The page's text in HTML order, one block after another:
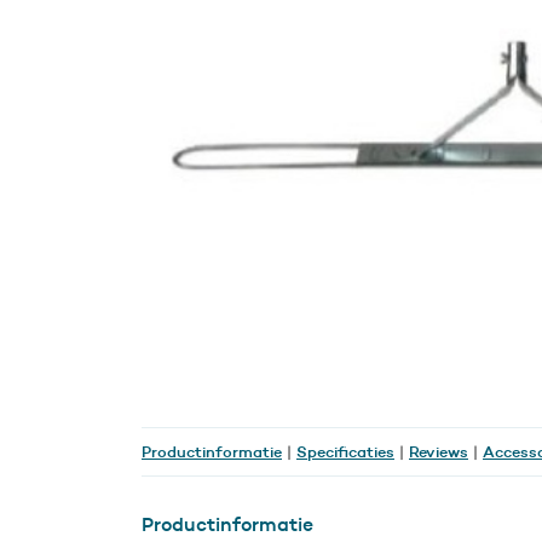
Productinformatie | Specificaties | Reviews |
Productinformatie